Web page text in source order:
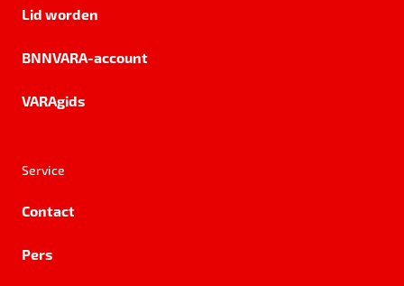
Lid worden
BNNVARA-account
VARAgids
Service
Contact
Pers